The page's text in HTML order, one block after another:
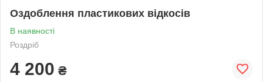
Оздоблення пластикових відкосів
В наявності
Роздріб
4 200 ₴